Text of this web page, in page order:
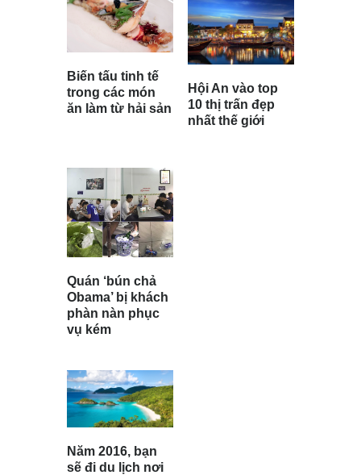
Biến tấu tinh tế
trong các món
ăn làm từ hải sản
Hội An vào top
10 thị trấn đẹp
nhất thế giới
Quán ‘bún chả
Obama’ bị khách
phàn nàn phục
vụ kém
Năm 2016, bạn
sẽ đi du lịch nơi